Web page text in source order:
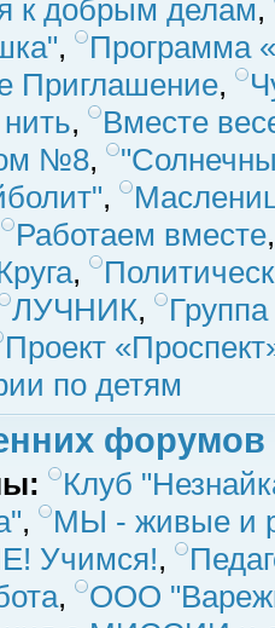
к добрым делам,
,
Программа
Приглашение,
,
Вместе
№8,
,
Работаем вместе
,
ЛУЧНИК,
Проект
по детям
форумов
Клуб
,
МЫ - живые и
Учимся!,
,
ООО